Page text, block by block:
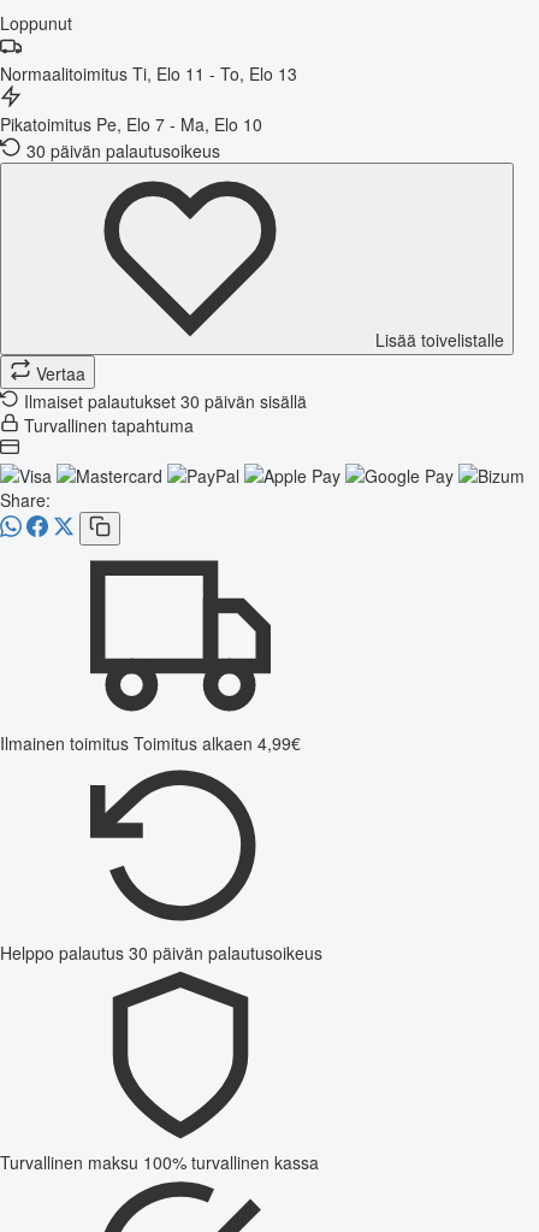
Loppunut
Normaalitoimitus Ti, Elo 11 - To, Elo 13
Pikatoimitus Pe, Elo 7 - Ma, Elo 10
30 päivän palautusoikeus
Lisää toivelistalle
Vertaa
Ilmaiset palautukset 30 päivän sisällä
Turvallinen tapahtuma
Share:
Ilmainen toimitus Toimitus alkaen 4,99€
Helppo palautus 30 päivän palautusoikeus
Turvallinen maksu 100% turvallinen kassa